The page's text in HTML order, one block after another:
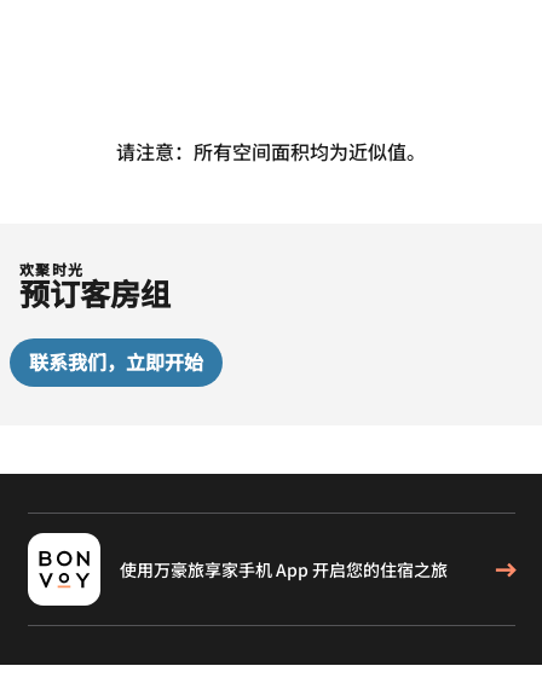
请注意：所有空间面积均为近似值。
欢聚时光
预订客房组
联系我们，立即开始
使用万豪旅享家手机 App 开启您的住宿之旅